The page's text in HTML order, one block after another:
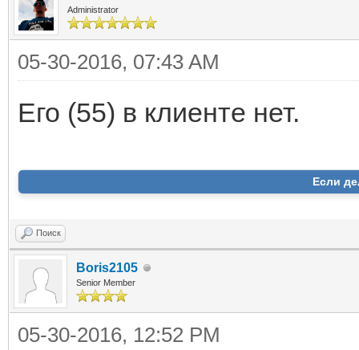
Administrator
05-30-2016, 07:43 AM
Его (55) в клиенте нет.
Если
Поиск
Boris2105
Senior Member
05-30-2016, 12:52 PM